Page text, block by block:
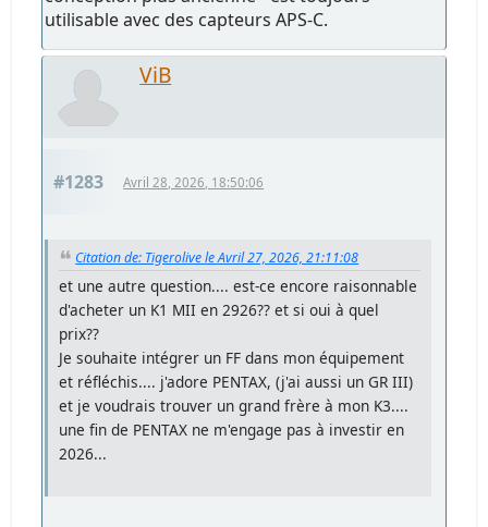
utilisable avec des capteurs APS-C.
ViB
#1283 Avril 28, 2026, 18:50:06
Citation de: Tigerolive le Avril 27, 2026, 21:11:08
et une autre question.... est-ce encore raisonnable
d'acheter un K1 MII en 2926?? et si oui à quel
prix??
Je souhaite intégrer un FF dans mon équipement
et réfléchis.... j'adore PENTAX, (j'ai aussi un GR III)
et je voudrais trouver un grand frère à mon K3....
une fin de PENTAX ne m'engage pas à investir en
2026...